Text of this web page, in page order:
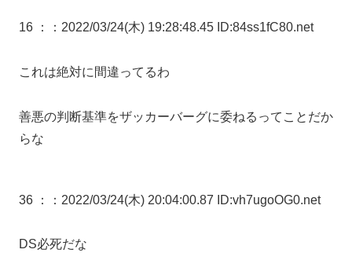
16 ： ：2022/03/24(木) 19:28:48.45 ID:84ss1fC80.net
これは絶対に間違ってるわ
善悪の判断基準をザッカーバーグに委ねるってことだか
らな
36 ： ：2022/03/24(木) 20:04:00.87 ID:vh7ugoOG0.net
DS必死だな